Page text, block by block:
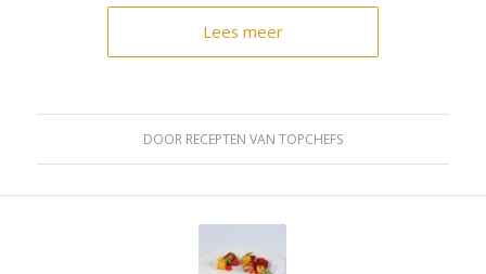
Lees meer
DOOR RECEPTEN VAN TOPCHEFS